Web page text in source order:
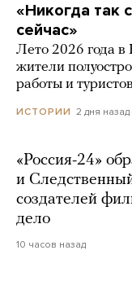
«Никогда так
сейчас»
Лето 2026 года
жители
работы и
ИСТОРИИ 2 дня назад
«Россия-24»
и
создателей
дело
10 часов назад